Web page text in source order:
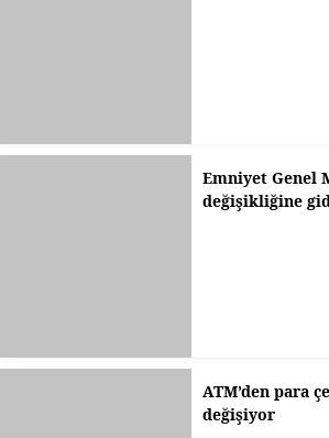
Emniyet Genel
değişikliğine
ATM’den para
değişiyor